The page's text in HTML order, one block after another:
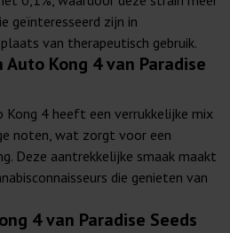
geïnteresseerd zijn in
van therapeutisch gebruik.
Auto Kong 4 van Paradise
Kong 4 heeft een verrukkelijke mix
noten, wat zorgt voor een
Deze aantrekkelijke smaak maakt
die genieten van
4 van Paradise Seeds